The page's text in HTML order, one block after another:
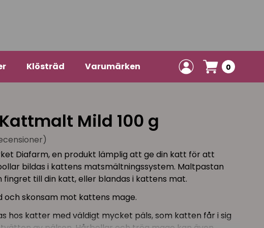
Klösträd Varumärken 0
Mild 100 g
Diafarm, en produkt lämplig att ge din katt för att
bildas i kattens matsmältningssystem. Maltpastan
fingret till din katt, eller blandas i kattens mat.
och skonsam mot kattens mage.
hos katter med väldigt mycket päls, som katten får i sig